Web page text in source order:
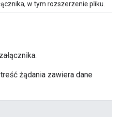
w tym rozszerzenie pliku.
żądania zawiera dane